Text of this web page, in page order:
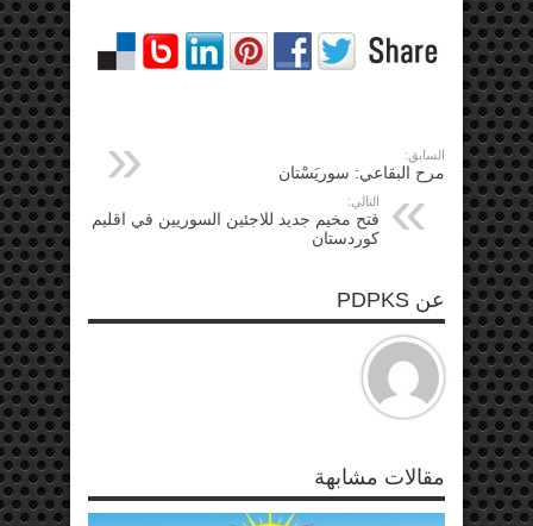
السابق:
مرح البقاعي: سوريَسْتان
التالي:
فتح مخيم جديد للاجئين السوريين في اقليم
كوردستان
عن PDPKS
مقالات مشابهة